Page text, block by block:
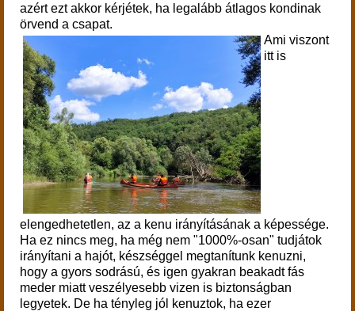
azért ezt akkor kérjétek, ha legalább átlagos kondinak
örvend a csapat.
Ami viszont
itt is
elengedhetetlen, az a kenu irányításának a képessége.
Ha ez nincs meg, ha még nem "1000%-osan" tudjátok
irányítani a hajót, készséggel megtanítunk kenuzni,
hogy a gyors sodrású, és igen gyakran beakadt fás
meder miatt veszélyesebb vizen is biztonságban
legyetek. De ha tényleg jól kenuztok, ha ezer